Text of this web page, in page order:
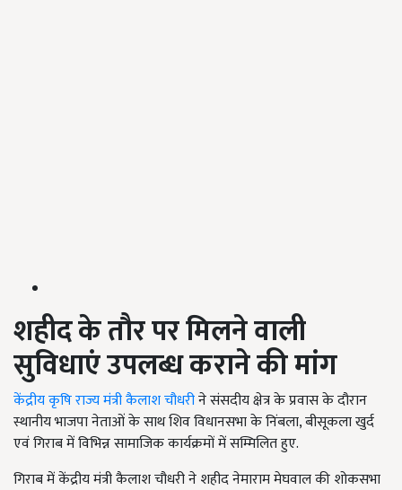
शहीद के तौर पर मिलने वाली
सुविधाएं उपलब्ध कराने की मांग
केंद्रीय कृषि राज्य मंत्री कैलाश चौधरीने संसदीय क्षेत्र के प्रवास के दौरान
स्थानीय भाजपा नेताओं के साथ शिव विधानसभा के निंबला, बीसूकला खुर्द
एवं गिराब में विभिन्न सामाजिक कार्यक्रमों में सम्मिलित हुए.
गिराब में केंद्रीय मंत्री कैलाश चौधरी ने शहीद नेमाराम मेघवाल की शोकसभा